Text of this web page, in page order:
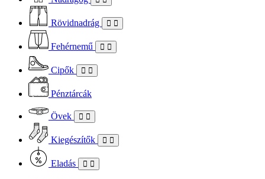
Rövidnadrág
Fehérnemű
Cipők
Pénztárcák
Övek
Kiegészítők
Eladás